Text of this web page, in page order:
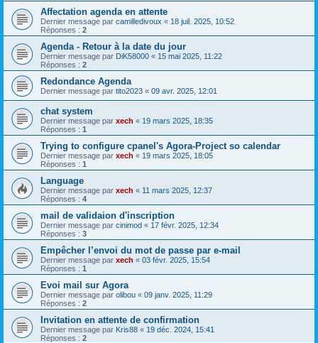
Affectation agenda en attente
Dernier message par camilledivoux « 18 juil. 2025, 10:52
Réponses : 2
Agenda - Retour à la date du jour
Dernier message par DiK58000 « 15 mai 2025, 11:22
Réponses : 2
Redondance Agenda
Dernier message par tito2023 « 09 avr. 2025, 12:01
chat system
Dernier message par xech « 19 mars 2025, 18:35
Réponses : 1
Trying to configure cpanel's Agora-Project so calendar
Dernier message par xech « 19 mars 2025, 18:05
Réponses : 1
Language
Dernier message par xech « 11 mars 2025, 12:37
Réponses : 4
mail de validaion d'inscription
Dernier message par cinimod « 17 févr. 2025, 12:34
Réponses : 3
Empêcher l’envoi du mot de passe par e-mail
Dernier message par xech « 03 févr. 2025, 15:54
Réponses : 1
Evoi mail sur Agora
Dernier message par olibou « 09 janv. 2025, 11:29
Réponses : 2
Invitation en attente de confirmation
Dernier message par Kris88 « 19 déc. 2024, 15:41
Réponses : 2